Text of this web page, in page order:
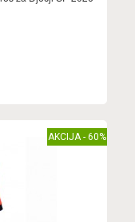
AKCIJA - 60%